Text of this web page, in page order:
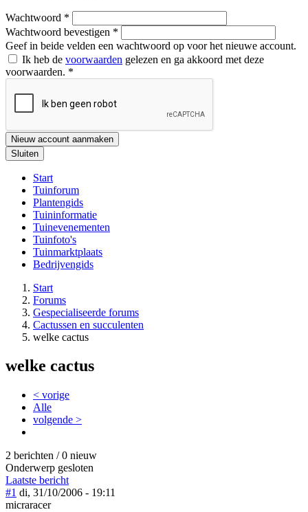
Wachtwoord *
Wachtwoord bevestigen *
Geef in beide velden een wachtwoord op voor het nieuwe account.
Ik heb de voorwaarden gelezen en ga akkoord met deze
voorwaarden. *
Nieuw account aanmaken
Sluiten
Start
Tuinforum
Plantengids
Tuininformatie
Tuinevenementen
Tuinfoto's
Tuinmarktplaats
Bedrijvengids
Start
Forums
Gespecialiseerde forums
Cactussen en succulenten
welke cactus
welke cactus
< vorige
Alle
volgende >
2 berichten / 0 nieuw
Onderwerp gesloten
Laatste bericht
#1 di, 31/10/2006 - 19:11
micraracer